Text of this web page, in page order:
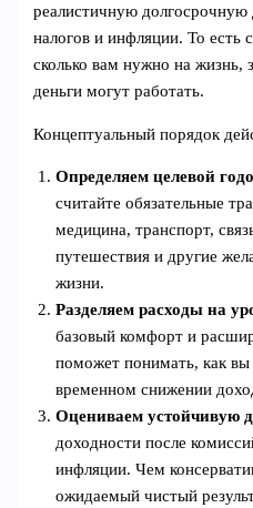
реалистичную долгосрочную
налогов и инфляции. То есть
сколько вам нужно на жизнь,
деньги могут работать.
Концептуальный порядок
Определяем целевой
считайте обязательные
медицина, транспорт,
путешествия и другие
жизни.
Разделяем расходы на
базовый комфорт и
поможет понимать, как вы
временном снижении
Оцениваем устойчивую
доходности после
инфляции. Чем
ожидаемый чистый